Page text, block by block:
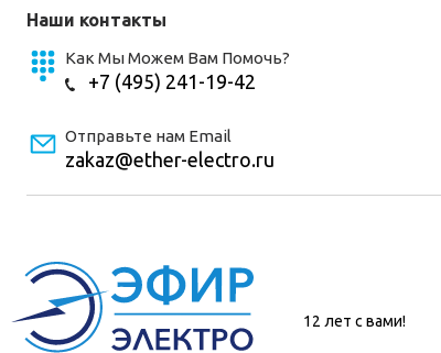
Наши контакты
Как Мы Можем Вам Помочь?
+7 (495) 241-19-42
Отправьте нам Email
zakaz@ether-electro.ru
12 лет с вами!